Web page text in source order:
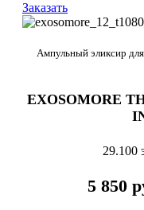
Заказать
Ампульный эликсир
EXOSOMORE
29.100
5 850